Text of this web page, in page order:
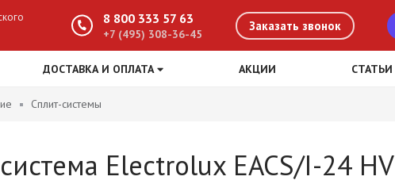
8 800 333 57 63
+7 (495) 308-36-45
Заказать звонок
ДОСТАВКА И ОПЛАТА АКЦИИ СТАТЬИ
Сплит-системы
Electrolux EACS/I-24